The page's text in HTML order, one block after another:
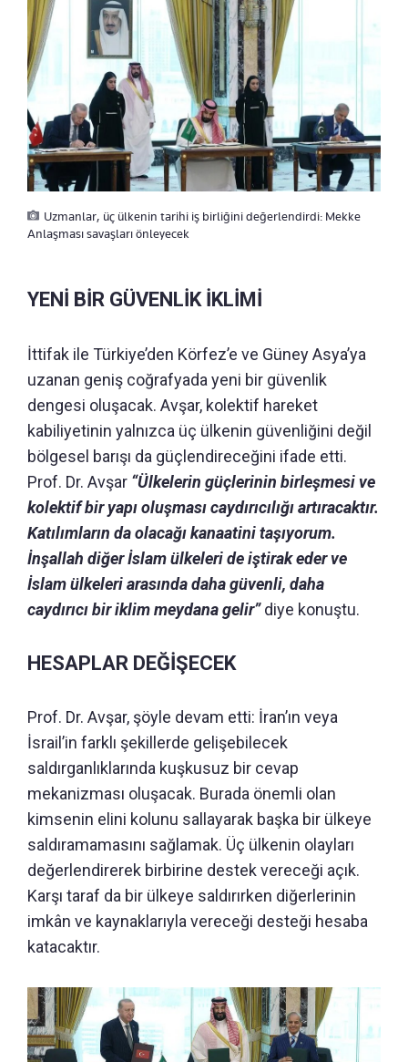
Uzmanlar, üç ülkenin tarihi iş birliğini değerlendirdi: Mekke
Anlaşması savaşları önleyecek
YENİ BİR GÜVENLİK İKLİMİ
İttifak ile Türkiye’den Körfez’e ve Güney Asya’ya
uzanan geniş coğrafyada yeni bir güvenlik
dengesi oluşacak. Avşar, kolektif hareket
kabiliyetinin yalnızca üç ülkenin güvenliğini değil
bölgesel barışı da güçlendireceğini ifade etti.
Prof. Dr. Avşar “Ülkelerin güçlerinin birleşmesi ve
kolektif bir yapı oluşması caydırıcılığı artıracaktır.
Katılımların da olacağı kanaatini taşıyorum.
İnşallah diğer İslam ülkeleri de iştirak eder ve
İslam ülkeleri arasında daha güvenli, daha
caydırıcı bir iklim meydana gelir”diye konuştu.
HESAPLAR DEĞİŞECEK
Prof. Dr. Avşar, şöyle devam etti: İran’ın veya
İsrail’in farklı şekillerde gelişebilecek
saldırganlıklarında kuşkusuz bir cevap
mekanizması oluşacak. Burada önemli olan
kimsenin elini kolunu sallayarak başka bir ülkeye
saldıramamasını sağlamak. Üç ülkenin olayları
değerlendirerek birbirine destek vereceği açık.
Karşı taraf da bir ülkeye saldırırken diğerlerinin
imkân ve kaynaklarıyla vereceği desteği hesaba
katacaktır.